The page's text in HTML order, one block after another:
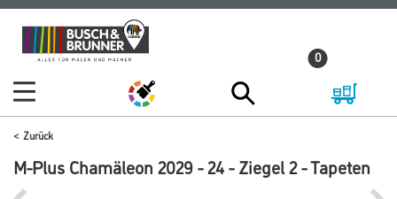
Zum
Inhalt
Zum
Navigationsmenü
0
Zurück
M-Plus Chamäleon 2029 - 24 - Ziegel 2 - Tapeten